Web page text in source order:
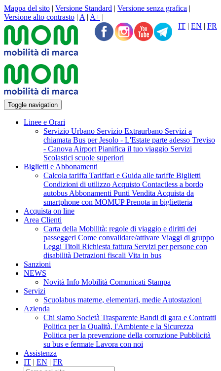
Mappa del sito | Versione Standard | Versione senza grafica |
Versione alto contrasto | A | A+ |
IT | EN | FR
Toggle navigation
Linee e Orari
Servizio Urbano Servizio Extraurbano Servizi a
chiamata Bus per Jesolo - L'Estate parte adesso Treviso
- Canova Airport Pianifica il tuo viaggio Servizi
Scolastici scuole superiori
Biglietti e Abbonamenti
Calcola tariffa Tariffari e Guida alle tariffe Biglietti
Condizioni di utilizzo Acquisto Contactless a bordo
autobus Abbonamenti Punti Vendita Acquista da
smartphone con MOMUPPrenota in biglietteria
Acquista on line
Area Clienti
Carta della Mobilità: regole di viaggio e diritti dei
passeggeri Come convalidare/attivare Viaggi di gruppo
Leggi Titoli Richiesta fattura Servizi per persone con
disabilità Detrazioni fiscali Vita in bus
Sanzioni
NEWS
Novità Info Mobilità Comunicati Stampa
Servizi
Scuolabus materne, elementari, medie Autostazioni
Azienda
Chi siamo Società Trasparente Bandi di gara e Contratti
Politica per la Qualità, l'Ambiente e la Sicurezza
Politica per la prevenzione della corruzione Pubblicità
su bus e fermate Lavora con noi
Assistenza
IT | EN | FR